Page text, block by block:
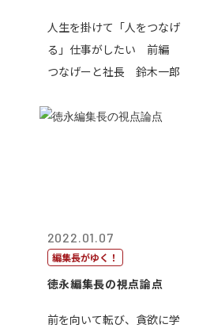
人生を掛けて「人をつなげ
る」仕事がしたい 前編
つなげーと社長 鈴木一郎
2022.01.07
編集長がゆく！
徳永編集長の視点論点
前を向いて転び、貪欲に学